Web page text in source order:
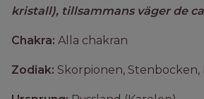
kristall), tillsammans väger de ca
Chakra: Alla chakran
Zodiak: Skorpionen, Stenbocken,